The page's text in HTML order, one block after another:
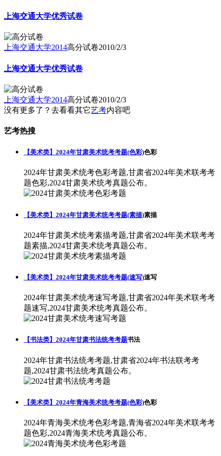
上海交通大学优秀试卷
上海交通大学2014高分试卷2010/2/3
上海交通大学优秀试卷
上海交通大学2014高分试卷2010/2/3
没有更多了？去看看其它艺考内容吧
艺考热搜
【美术类】2024年甘肃美术统考考题(色彩)色彩
2024年甘肃美术统考色彩考题,甘肃省2024年美术联考考
题色彩,2024甘肃美术统考真题公布。
【美术类】2024年甘肃美术统考考题(素描)素描
2024年甘肃美术统考素描考题,甘肃省2024年美术联考考
题素描,2024甘肃美术统考真题公布。
【美术类】2024年甘肃美术统考考题(速写)速写
2024年甘肃美术统考速写考题,甘肃省2024年美术联考考
题速写,2024甘肃美术统考真题公布。
【书法类】2024年甘肃书法统考考题书法
2024年甘肃书法统考考题,甘肃省2024年书法联考考
题,2024甘肃书法统考真题公布。
【美术类】2024年青海美术统考考题(色彩)色彩
2024年青海美术统考色彩考题,青海省2024年美术联考考
题色彩,2024青海美术统考真题公布。